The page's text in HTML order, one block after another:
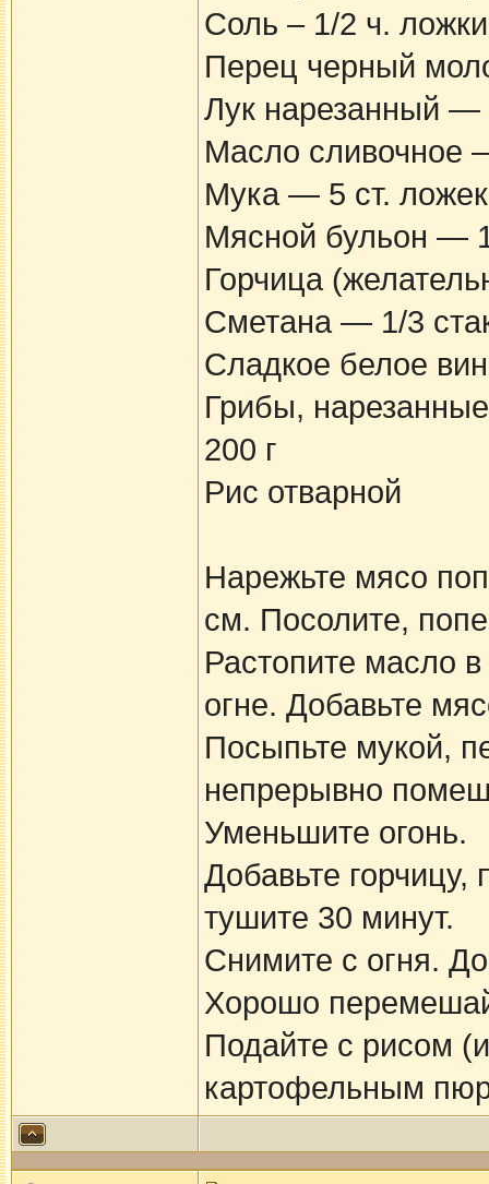
Соль – 1/2 ч. ложки
Перец черный
Лук нарезанный —
Масло сливочное
Мука — 5 ст. ложек
Мясной бульон —
Горчица
Сметана — 1/3
Сладкое белое
Грибы,
200 г
Рис отварной
Нарежьте мясо
см. Посолите,
Растопите масло
огне. Добавьте
Посыпьте мукой,
непрерывно
Уменьшите огонь.
Добавьте
тушите 30 минут.
Снимите с огня.
Хорошо
Подайте с рисом
картофельным